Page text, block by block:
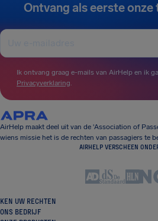
Ontvang als eerste onze
Ik ontvang graag e-mails van AirHelp en ik
Privacyverklaring.
AirHelp maakt deel uit van de 'Association of
wiens missie het is de rechten van passagiers te
AIRHELP VERSCHEEN
KEN UW RECHTEN
ONS BEDRIJF